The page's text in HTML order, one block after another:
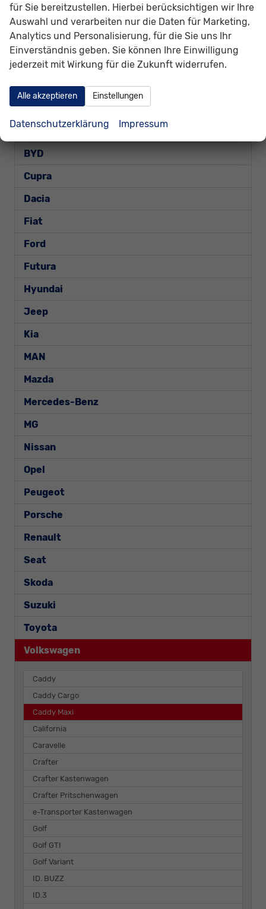
1 2 3
Fahrzeugnr.
Alfa Romeo
Audi
BYD
Cupra
Dacia
Fiat
Ford
Futura
Hyundai
Jeep
Kia
MAN
Mazda
Mercedes-Benz
MG
Nissan
Opel
Peugeot
Porsche
Renault
Seat
Skoda
Suzuki
Toyota
Volkswagen
Caddy
Caddy Cargo
Caddy Maxi
California
Caravelle
Crafter
Crafter Kastenwagen
Crafter Pritschenwagen
e-Transporter Kastenwagen
Golf
Golf GTI
Golf Variant
ID. BUZZ
ID.3
für Sie bereitzustellen. Hierbei berücksichtigen wir Ihre
Auswahl und verarbeiten nur die Daten für Marketing,
Analytics und Personalisierung, für die Sie uns Ihr
Einverständnis geben. Sie können Ihre Einwilligung
jederzeit mit Wirkung für die Zukunft widerrufen.
Alle akzeptieren Einstellungen
Datenschutzerklärung Impressum